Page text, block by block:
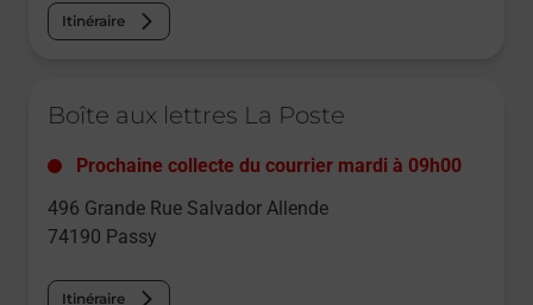
Itinéraire
Boîte aux lettres La Poste
Prochaine collecte du courrier mardi à 09h00
496 Grande Rue Salvador Allende
74190 Passy
Itinéraire